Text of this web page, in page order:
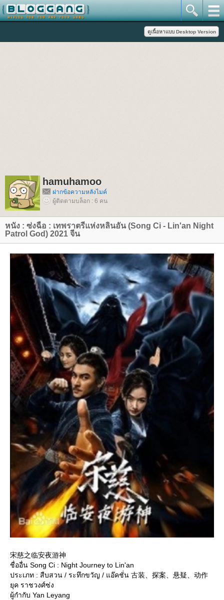
hamuhamoo
ฝากข้อความหลังไมค์
ผู้ติดตามบล็อก : 6 คน
หนัง : ซ่งฉือ : เทพราตรีแห่งหลินอัน (Song Ci - Lin'an Night
Patrol God) 2021 จีน
宋慈之临安夜游神
ชื่ออื่น Song Ci : Night Journey to Lin'an
ประเภท : สืบสวน / ระทึกขวัญ / แอ๊คชั่น 古装、探案、悬疑、动作
ุค ราชวงศ์ซ่ง
ผู้กำกับ Yan Leyang